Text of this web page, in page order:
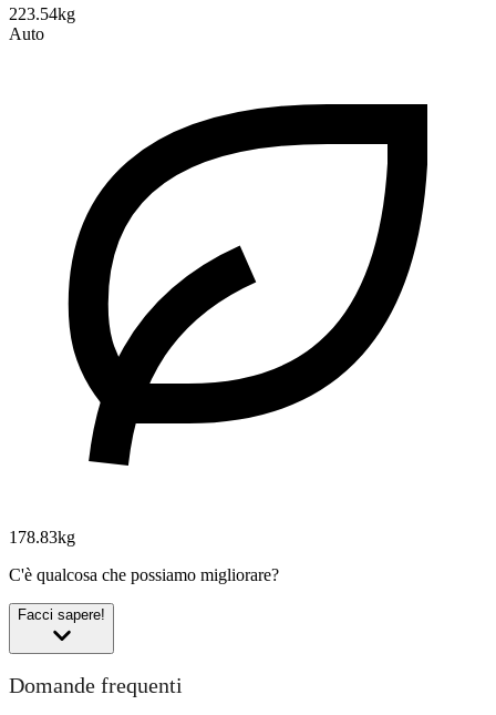
223.54kg
Auto
178.83kg
C'è qualcosa che possiamo migliorare?
Facci sapere!
Domande frequenti